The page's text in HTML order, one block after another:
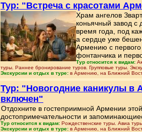
Тур: "Встреча с красотами
Храм ангелов
коньячный завод с
время года, под
а сердце уже
Армению с первого
фонтанчика и
Тур относится к видам:
туры. Раннее бронирование туров. Групповые туры.
Экскурсии и отдых в туре: в Армению, на Ближний
Тур: "Новогодние каникулы в
включен"
Отдохните в гостеприимной Армении
достопримечательности и
Тур относится к видам: Рождественские туры. Авиа
Экскурсии и отдых в туре: в Армению, на Ближний